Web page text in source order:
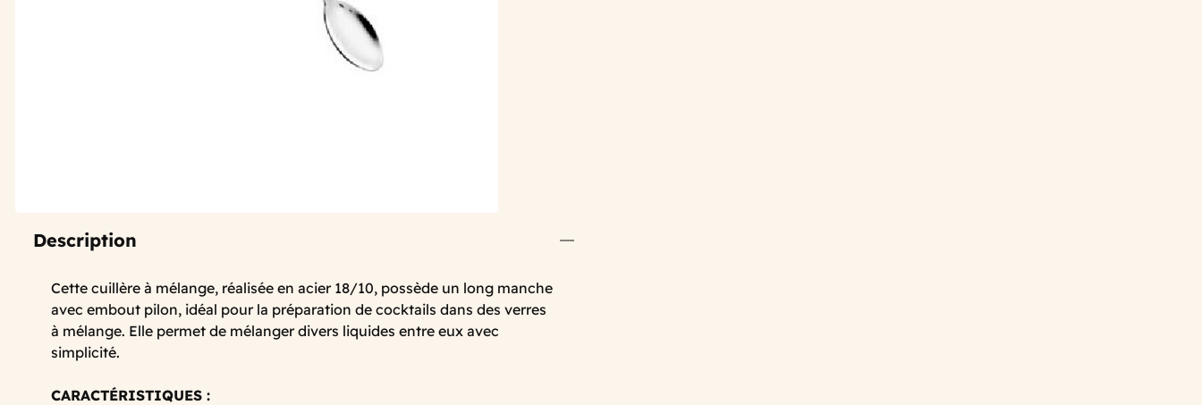
Description
Cette cuillère à mélange, réalisée en acier 18/10, possède un long manche
avec embout pilon, idéal pour la préparation de cocktails dans des verres
à mélange. Elle permet de mélanger divers liquides entre eux avec
simplicité.
CARACTÉRISTIQUES :